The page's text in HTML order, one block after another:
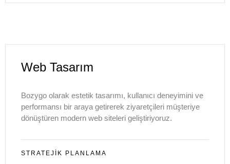
Web Tasarım
Bozygo olarak estetik tasarımı, kullanıcı deneyimini ve
performansı bir araya getirerek ziyaretçileri müşteriye
dönüştüren modern web siteleri geliştiriyoruz.
STRATEJIK PLANLAMA